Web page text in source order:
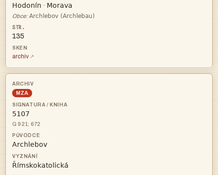
 · 
Obce: 
135
archiv
MZA

G 921; 672

